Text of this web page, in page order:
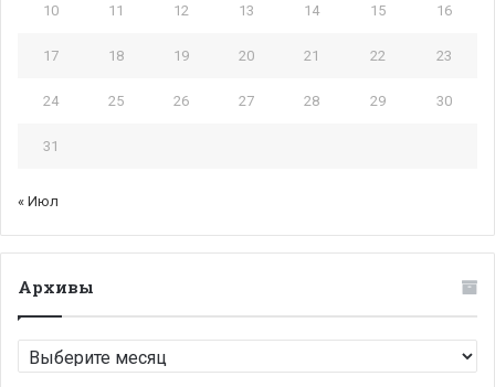
10 11 12 13 14 15 16
17 18 19 20 21 22 23
24 25 26 27 28 29 30
31
« Июл
Архивы
Архивы